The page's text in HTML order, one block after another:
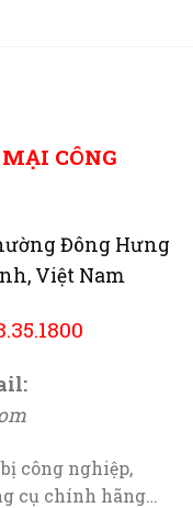
CÔNG
Đông Hưng
Việt Nam
công nghiệp,
cụ chính hãng…